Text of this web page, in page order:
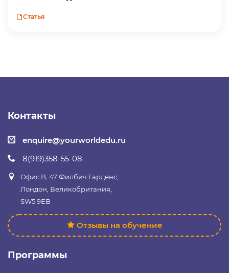
Статья
Контакты
enquire@yourworldedu.ru
8(919)358-55-08
Офис B, 47 Филбич Гарденс,
Лондон, Великобритания,
SW5 9EB
Отзывы на обучение
Программы